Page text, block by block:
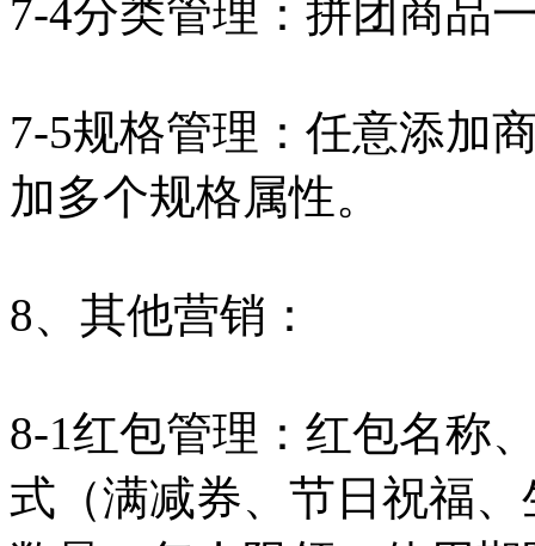
7-4分类管理：拼团商品
7-5规格管理：任意添加
加多个规格属性。
8、其他营销：
8-1红包管理：红包名称
式（满减券、节日祝福